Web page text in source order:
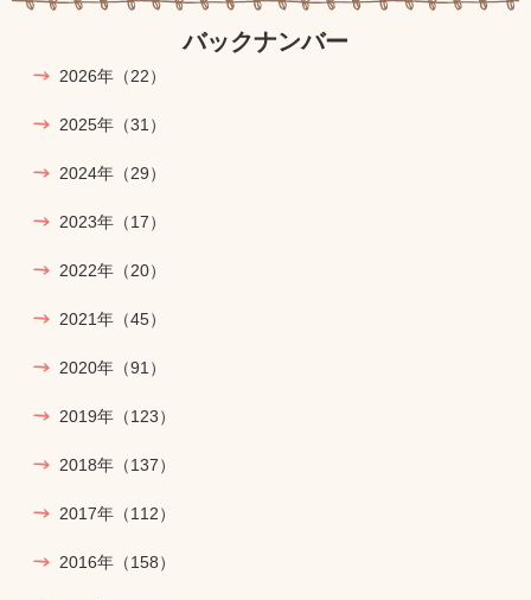
バックナンバー
2026年 （22）
2025年 （31）
2024年 （29）
2023年 （17）
2022年 （20）
2021年 （45）
2020年 （91）
2019年 （123）
2018年 （137）
2017年 （112）
2016年 （158）